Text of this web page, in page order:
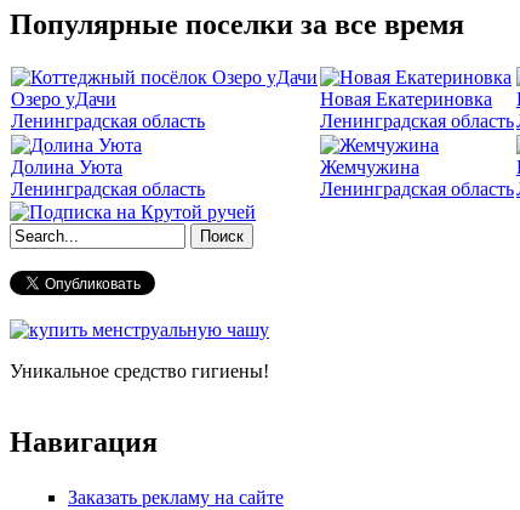
Популярные поселки за все время
Озеро уДачи
Ленинградская область
Новая Екатериновка
Ленинградская область
Долина Уюта
Ленинградская область
Жемчужина
Ленинградская область
Форма поиска
Уникальное средство гигиены!
Навигация
Заказать рекламу на сайте